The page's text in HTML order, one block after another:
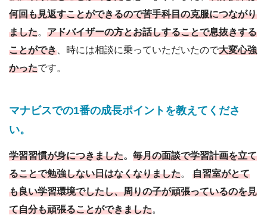
何回も見返すことができるので苦手科目の克服につながり
ました。 アドバイザーの方とお話しすることで息抜きする
ことができ 、時には相談に乗っていただいたので大変心強
かったです。
マナビスでの1番の成長ポイントを教えてくださ
い。
学習習慣が身につきました。 毎月の面談で学習計画を立て
ることで勉強しない日はなくなりました。 自習室がとて
も良い学習環境でしたし、周りの子が頑張っているのを見
て自分も頑張ることができました。